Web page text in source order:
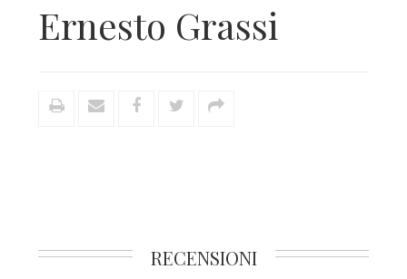
Ernesto Grassi
RECENSIONI